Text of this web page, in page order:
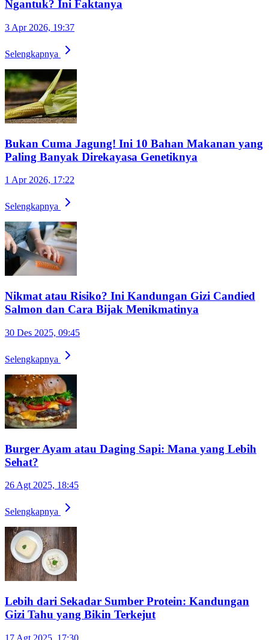
Ngantuk? Ini Faktanya
3 Apr 2026, 19:37
Selengkapnya
Bukan Cuma Jagung! Ini 10 Bahan Makanan yang
Paling Banyak Direkayasa Genetiknya
1 Apr 2026, 17:22
Selengkapnya
Nikmat atau Risiko? Ini Kandungan Gizi Candied
Salmon dan Cara Bijak Menikmatinya
30 Des 2025, 09:45
Selengkapnya
Burger Ayam atau Daging Sapi: Mana yang Lebih
Sehat?
26 Agt 2025, 18:45
Selengkapnya
Lebih dari Sekadar Sumber Protein: Kandungan
Gizi Tahu yang Bikin Terkejut
17 Agt 2025, 17:30